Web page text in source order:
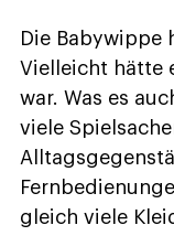
Die Babywippe
Vielleicht hätte
war. Was es
viele
gleich viele